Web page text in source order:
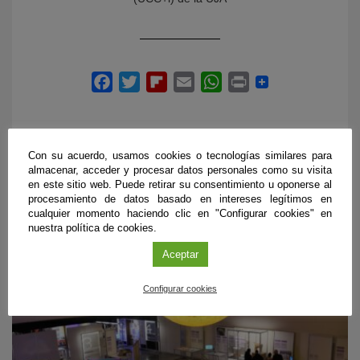
PRÓXIMOS EVENTOS
Con su acuerdo, usamos cookies o tecnologías similares para
almacenar, acceder y procesar datos personales como su visita
en este sitio web. Puede retirar su consentimiento u oponerse al
procesamiento de datos basado en intereses legítimos en
cualquier momento haciendo clic en "Configurar cookies" en
nuestra política de cookies.
Aceptar
Configurar cookies